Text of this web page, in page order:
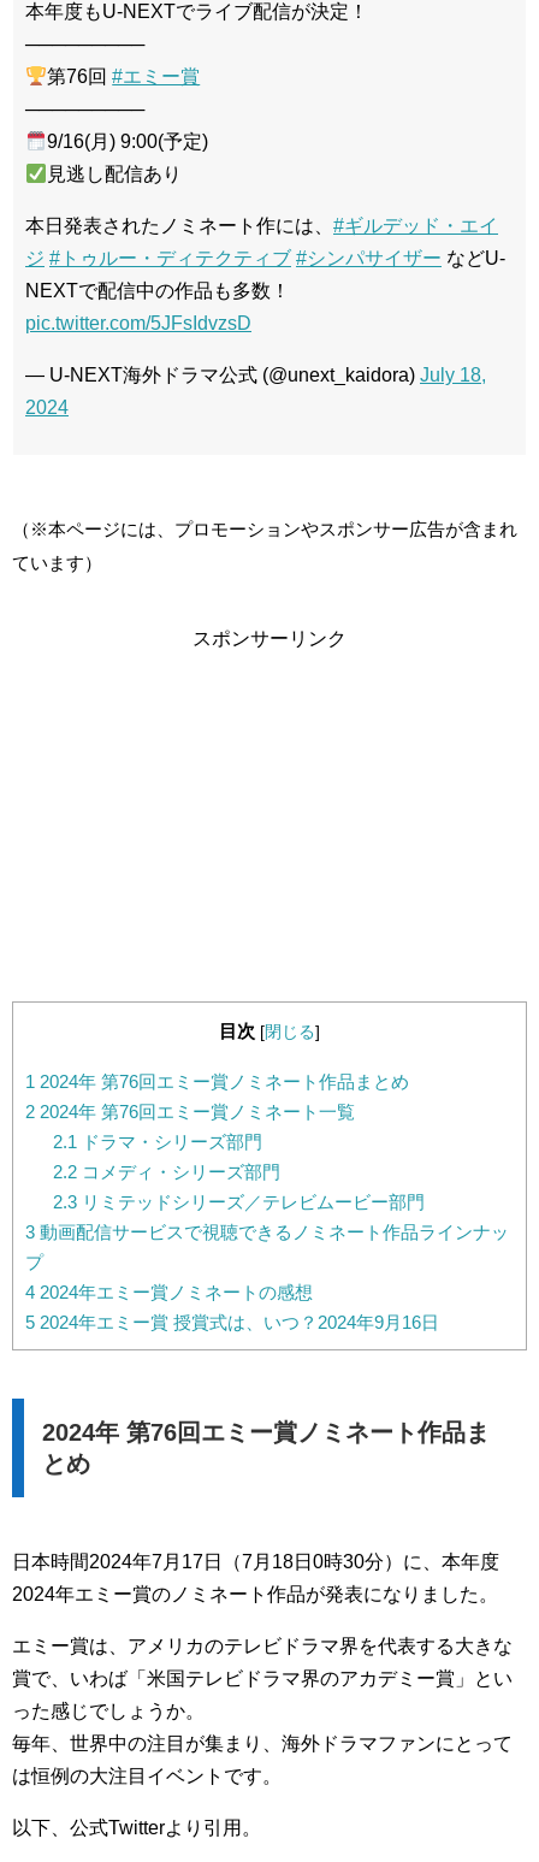
本年度もU-NEXTでライブ配信が決定！
─────────
第76回#エミー賞
─────────
9/16(月) 9:00(予定)
見逃し配信あり
本日発表されたノミネート作には、 #ギルデッド・エイ
ジ #トゥルー・ディテクティブ #シンパサイザー などU-
NEXTで配信中の作品も多数！
pic.twitter.com/5JFsIdvzsD
— U-NEXT海外ドラマ公式 (@unext_kaidora) July 18,
2024
（※本ページには、プロモーションやスポンサー広告が含まれ
ています）
スポンサーリンク
目次 [閉じる]
1 2024年 第76回エミー賞ノミネート作品まとめ
2 2024年 第76回エミー賞ノミネート一覧
2.1 ドラマ・シリーズ部門
2.2コメディ・シリーズ部門
2.3リミテッドシリーズ／テレビムービー部門
3 動画配信サービスで視聴できるノミネート作品ラインナッ
プ
4 2024年エミー賞ノミネートの感想
5 2024年エミー賞 授賞式は、いつ？2024年9月16日
2024年 第76回エミー賞ノミネート作品ま
とめ
日本時間2024年7月17日（7月18日0時30分）に、本年度
2024年エミー賞のノミネート作品が発表になりました。
エミー賞は、アメリカのテレビドラマ界を代表する大きな
賞で、いわば「米国テレビドラマ界のアカデミー賞」とい
った感じでしょうか。
毎年、世界中の注目が集まり、海外ドラマファンにとって
は恒例の大注目イベントです。
以下、公式Twitterより引用。